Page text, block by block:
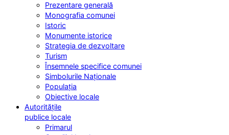
Prezentare generală
Monografia comunei
Istoric
Monumente istorice
Strategia de dezvoltare
Turism
Însemnele specifice comunei
Simbolurile Naționale
Populația
Obiective locale
Autoritățile
publice locale
Primarul